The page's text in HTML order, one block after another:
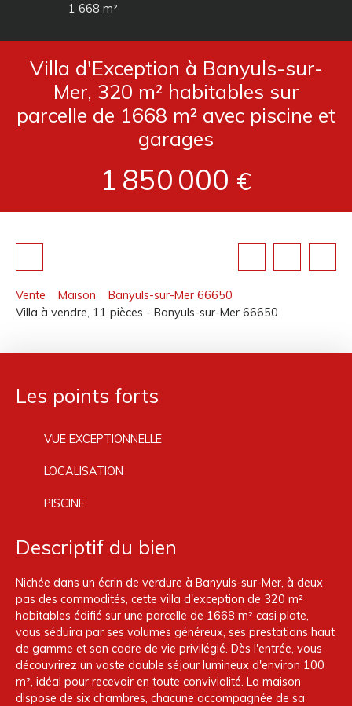
1 668 m²
Villa d'Exception à Banyuls-sur-
Mer, 320 m² habitables sur
parcelle de 1668 m² avec piscine et
garages
1 850 000 €
Vente Maison
Banyuls-sur-Mer 66650
Villa à vendre, 11 pièces - Banyuls-sur-Mer 66650
Les points forts
VUE EXCEPTIONNELLE
LOCALISATION
PISCINE
Descriptif du bien
Nichée dans un écrin de verdure à Banyuls-sur-Mer, à deux
pas des commodités, cette villa d'exception de 320 m²
habitables édifié sur une parcelle de 1668 m² casi plate,
vous séduira par ses volumes généreux, ses prestations haut
de gamme et son cadre de vie privilégié. Dès l'entrée, vous
découvrirez un vaste double séjour lumineux d'environ 100
m², idéal pour recevoir en toute convivialité. La maison
dispose de six chambres, chacune accompagnée de sa